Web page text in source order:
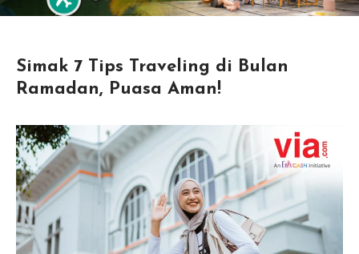
Simak 7 Tips Traveling di Bulan
Ramadan, Puasa Aman!